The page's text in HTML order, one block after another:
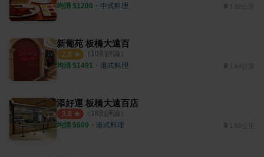
均消 $1200 ・ 中式料理
新葡苑 板橋大遠百
2.8 （ 10則評論）
均消 $1491 ・ 港式料理 1.64公里
添好運 板橋大遠百店
3.8 （ 18則評論）
均消 $600 ・ 港式料理